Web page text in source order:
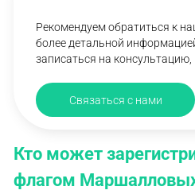
Рекомендуем обратиться к
более детальной
записаться на
Связаться с нами
Кто может
флагом